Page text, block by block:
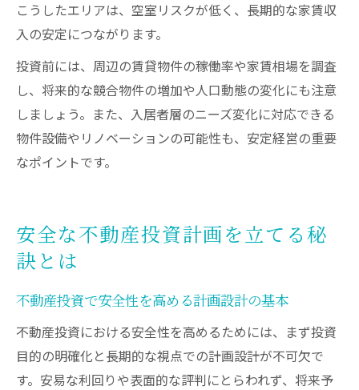
こうしたエリアは、空室リスクが低く、長期的な家賃収
入の安定につながります。
投資前には、周辺の賃貸物件の稼働率や家賃相場を調査
し、将来的な競合物件の増加や人口動態の変化にも注意
しましょう。また、入居者層のニーズ変化に対応できる
物件設備やリノベーションの可能性も、安定経営の重要
なポイントです。
安全な不動産投資計画を立てる秘
訣とは
不動産投資で安全性を高める計画設計の基本
不動産投資における安全性を高めるためには、まず投資
目的の明確化と長期的な視点での計画設計が不可欠で
す。安易な利回りや表面的な評判にとらわれず、将来予